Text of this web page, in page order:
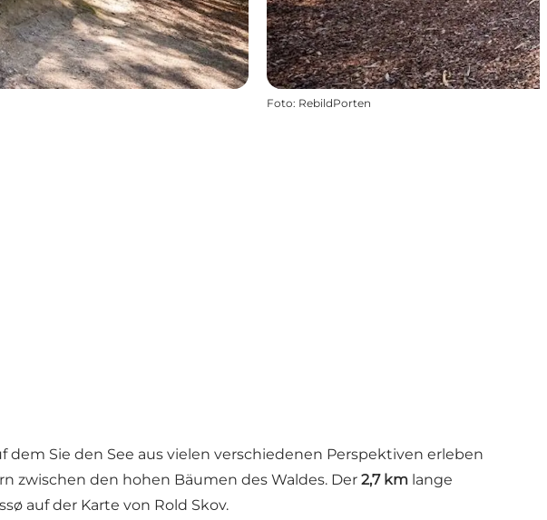
Foto: RebildPorten
Sie den See aus vielen verschiedenen Perspektiven erleben
zwischen den hohen Bäumen des Waldes. Der 2,7 km lange
auf der Karte von Rold Skov.